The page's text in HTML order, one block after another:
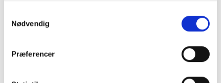
Nødvendig
Præferencer
ANDERS VEST
CHRISTIANSEN